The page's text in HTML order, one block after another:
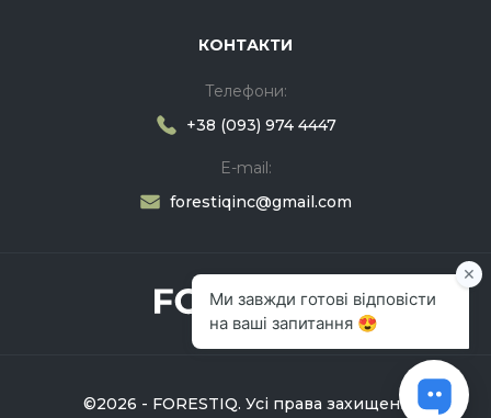
КОНТАКТИ
Телефони:
+38 (093) 974 4447
E-mail:
forestiqinc@gmail.com
©2026 - FORESTIQ. Усі права захищені!